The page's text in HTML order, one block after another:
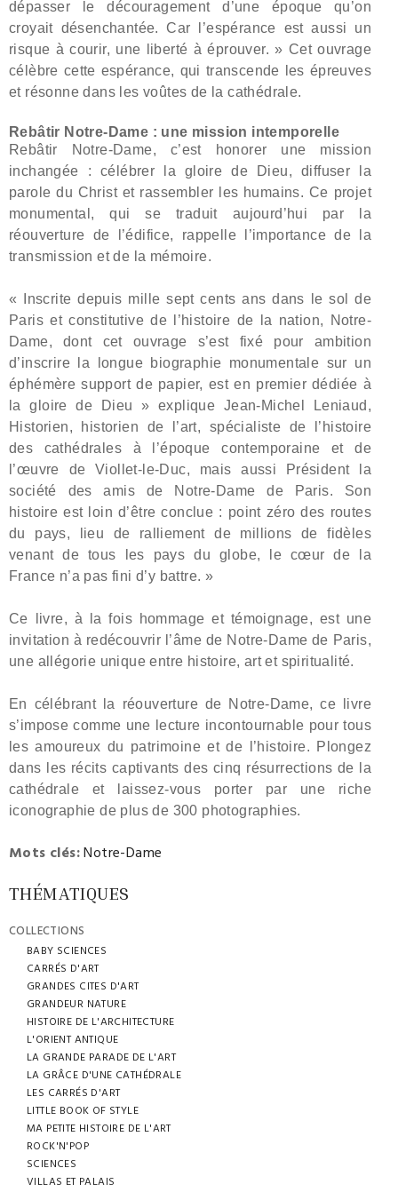
dépasser le découragement d’une époque qu’on
croyait désenchantée. Car l’espérance est aussi un
risque à courir, une liberté à éprouver. » Cet ouvrage
célèbre cette espérance, qui transcende les épreuves
et résonne dans les voûtes de la cathédrale.
Rebâtir Notre-Dame : une mission intemporelle
Rebâtir Notre-Dame, c’est honorer une mission
inchangée : célébrer la gloire de Dieu, diffuser la
parole du Christ et rassembler les humains. Ce projet
monumental, qui se traduit aujourd’hui par la
réouverture de l’édifice, rappelle l’importance de la
transmission et de la mémoire.
« Inscrite depuis mille sept cents ans dans le sol de
Paris et constitutive de l’histoire de la nation, Notre-
Dame, dont cet ouvrage s’est fixé pour ambition
d’inscrire la longue biographie monumentale sur un
éphémère support de papier, est en premier dédiée à
la gloire de Dieu » explique Jean-Michel Leniaud,
Historien, historien de l’art, spécialiste de l’histoire
des cathédrales à l’époque contemporaine et de
l’œuvre de Viollet-le-Duc, mais aussi Président la
société desamis de Notre-Dame de Paris. Son
histoire est loin d’être conclue : point zéro des routes
du pays, lieu de ralliement de millions de fidèles
venant de tous les pays du globe, le cœur de la
France n’a pas fini d’y battre. »
Ce livre, à la fois hommage et témoignage, est une
invitation à redécouvrir l’âme de Notre-Dame de Paris,
une allégorie unique entre histoire, art et spiritualité.
En célébrant la réouverture de Notre-Dame, ce livre
s’impose comme une lecture incontournable pour tous
les amoureux du patrimoine et de l’histoire. Plongez
dans les récits captivants des cinq résurrections de la
cathédrale et laissez-vous porter par une riche
iconographie de plus de 300 photographies.
Mots clés:Notre-Dame
THÉMATIQUES
COLLECTIONS
BABY SCIENCES
CARRÉS D'ART
GRANDES CITES D'ART
GRANDEUR NATURE
HISTOIRE DE L'ARCHITECTURE
L'ORIENT ANTIQUE
LA GRANDE PARADE DE L'ART
LA GRÂCE D'UNE CATHÉDRALE
LES CARRÉS D'ART
LITTLE BOOK OF STYLE
MA PETITE HISTOIRE DE L'ART
ROCK'N'POP
SCIENCES
VILLAS ET PALAIS